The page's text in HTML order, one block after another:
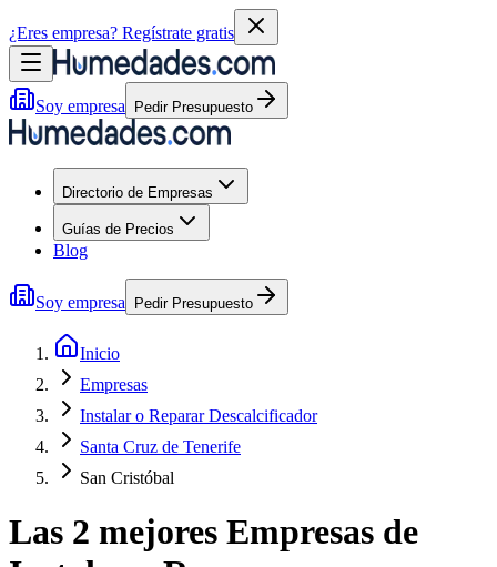
¿Eres empresa? Regístrate gratis
Soy empresa Pedir Presupuesto
Directorio de Empresas
Guías de Precios
Blog
Soy empresa Pedir Presupuesto
Inicio
Empresas
Instalar o Reparar Descalcificador
Santa Cruz de Tenerife
San Cristóbal
Las 2 mejores Empresas de